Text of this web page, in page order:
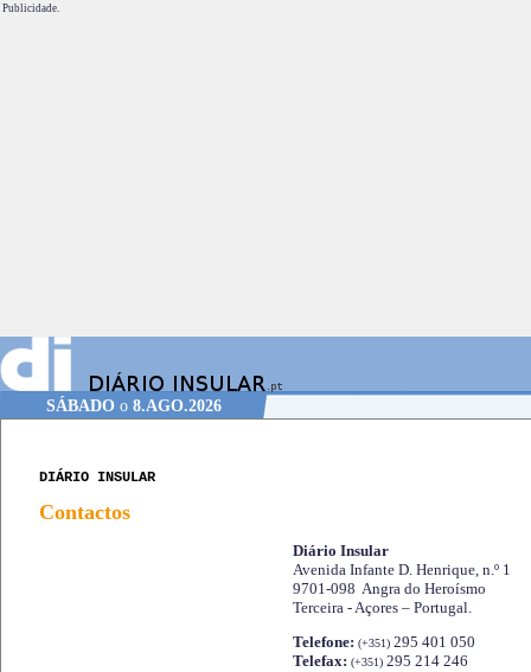
Publicidade.
SÁBADOo 8.AGO.2026
DIÁRIO INSULAR
Contactos
Diário Insular
Avenida Infante D. Henrique, n.º 1
9701-098 Angra do Heroísmo
Terceira - Açores – Portugal.
Telefone: (+351) 295 401 050
Telefax: (+351) 295 214 246